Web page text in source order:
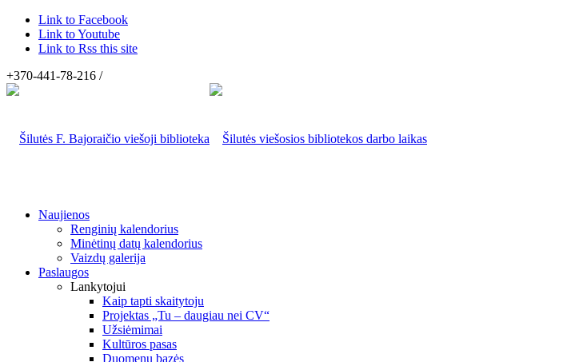
Link to Facebook
Link to Youtube
Link to Rss this site
+370-441-78-216 /
Naujienos
Renginių kalendorius
Minėtinų datų kalendorius
Vaizdų galerija
Paslaugos
Lankytojui
Kaip tapti skaitytoju
Projektas „Tu – daugiau nei CV“
Užsiėmimai
Kultūros pasas
Duomenų bazės